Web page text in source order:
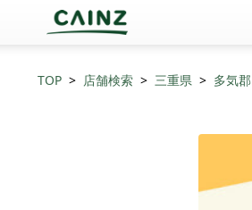
TOP 店舗検索 三重県 多気郡